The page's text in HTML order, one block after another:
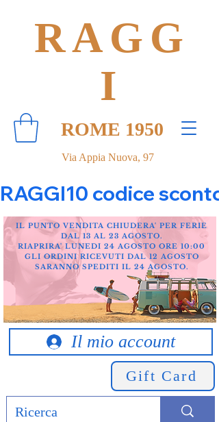
Via Appia Nuova, 97
RAGG
I
ROME 1950
RAGGI10 codice
Il mio account
Gift Card
IL PUNTO VENDITA CHIUDERA' PER FERIE
DAL 13 AL 23 AGOSTO.
RIAPRIRA' LUNEDI 24 AGOSTO ORE 10:00
GLI ORDINI RICEVUTI DAL 12 AGOSTO
SARANNO SPEDITI IL 24 AGOSTO.